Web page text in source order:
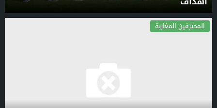
المحترفين المغاربة